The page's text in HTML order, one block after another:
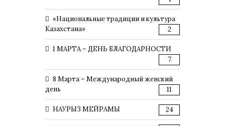
«Национальные традиции и культура
Казахстана»
2
1 МАРТА – ДЕНЬ БЛАГОДАРНОСТИ
7
8 Марта – Международный женский
день
11
НАУРЫЗ МЕЙРАМЫ 24